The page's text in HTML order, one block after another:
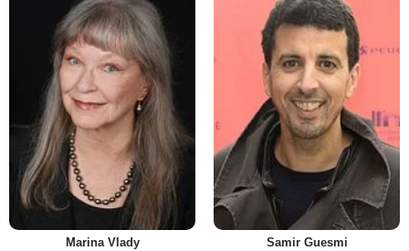
Marina Vlady Samir Guesmi